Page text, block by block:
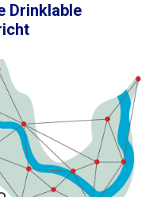
Drinklable